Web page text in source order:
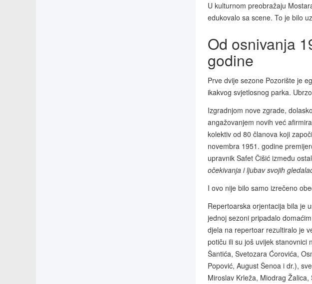
U kulturnom preobražaju
edukovalo sa scene. To je bilo
Od osnivanja
godine
Prve dvije sezone Pozorište je
ikakvog svjetlosnog parka.
Izgradnjom nove zgrade,
angažovanjem novih već
kolektiv od 80 članova koji
novembra 1951. godine
upravnik Safet Čišić između
očekivanja i ljubav svojih
I ovo nije bilo samo izrečeno
Repertoarska orjentacija bila je
jednoj sezoni pripadalo
djela na repertoar rezultiralo je
potiču ili su još uvijek stanovnici
Šantića, Svetozara Ćorovića,
Popović, August Šenoa i dr.),
Miroslav Krleža, Miodrag